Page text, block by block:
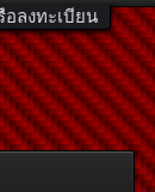
อลงทะเบียน